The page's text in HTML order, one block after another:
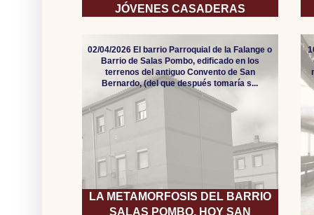
JÓVENES CASADERAS
LA METAMORFOSIS DEL BARRIO
SALAS POMBO, HOY SAN
02/04/2026 El barrio Parroquial de la Falange o
Barrio de Salas Pombo, edificado en los
terrenos del antiguo Convento de San
Bernardo, (del que después tomaría s...